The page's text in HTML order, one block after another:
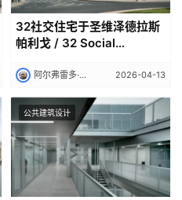
32社交住宅于圣维泽德拉斯
帕利戈 / 32 Social
del Raspeig | 阿尔弗雷多·帕
阿尔弗雷多·帕亚｜Alfredo Payá 2026-04-13
公共建筑设计